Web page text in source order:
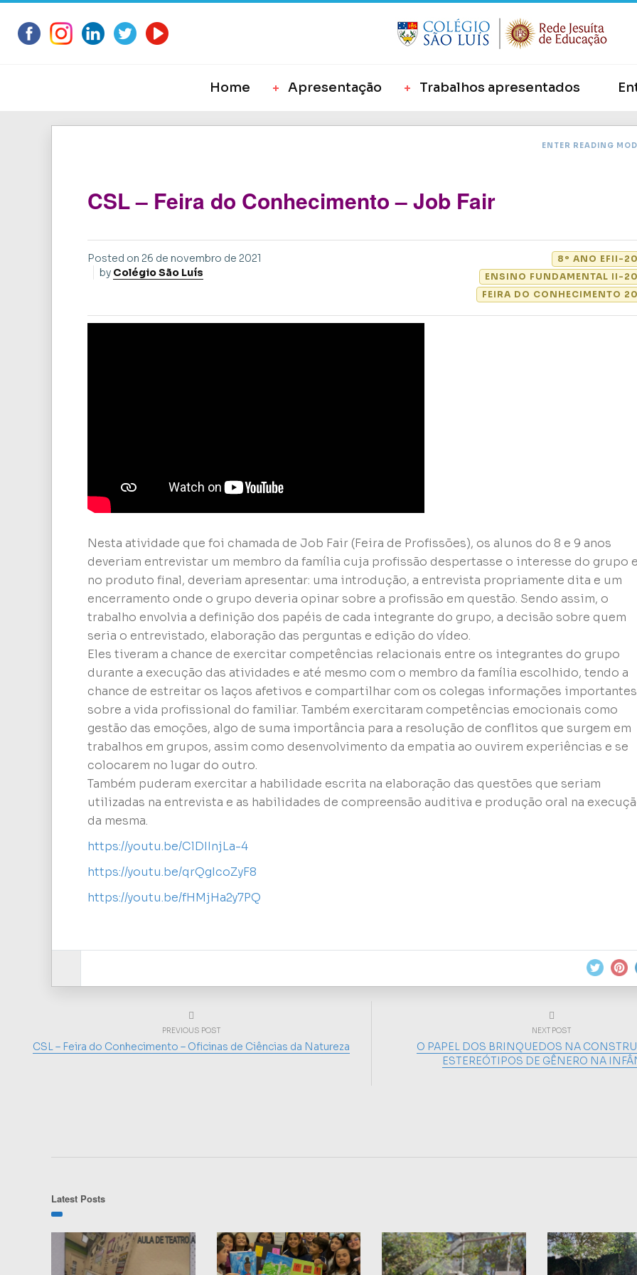
Home Apresentação Trabalhos apresentados
ENTER READING
CSL – Feira do Conhecimento – Job Fair
Posted on 26 de novembro de 2021
by Colégio São Luís
8º ANO EFII-
ENSINO FUNDAMENTAL II-
FEIRA DO CONHECIMENTO
Nesta atividade que foi chamada de Job Fair (Feira de Profissões), os alunos do 8 e 9 anos
deveriam entrevistar um membro da família cuja profissão despertasse o interesse do grupo
no produto final, deveriam apresentar: uma introdução, a entrevista propriamente dita e um
encerramento onde o grupo deveria opinar sobre a profissão em questão. Sendo assim, o
trabalho envolvia a definição dos papéis de cada integrante do grupo, a decisão sobre quem
seria o entrevistado, elaboração das perguntas e edição do vídeo.
Eles tiveram a chance de exercitar competências relacionais entre os integrantes do grupo
durante a execução das atividades e até mesmo com o membro da família escolhido, tendo a
chance de estreitar os laços afetivos e compartilhar com os colegas informações importantes
sobre a vida profissional do familiar. Também exercitaram competências emocionais como
gestão das emoções, algo de suma importância para a resolução de conflitos que surgem em
trabalhos em grupos, assim como desenvolvimento da empatia ao ouvirem experiências e se
colocarem no lugar do outro.
Também puderam exercitar a habilidade escrita na elaboração das questões que seriam
utilizadas na entrevista e as habilidades de compreensão auditiva e produção oral na
da mesma.
https://youtu.be/ClDIInjLa-4
https://youtu.be/qrQgIcoZyF8
https://youtu.be/fHMjHa2y7PQ
PREVIOUS POST
CSL – Feira do Conhecimento – Oficinas de Ciências da Natureza
NEXT POST
O PAPEL DOS BRINQUEDOS NA
ESTEREÓTIPOS DE GÊNERO NA
Latest Posts